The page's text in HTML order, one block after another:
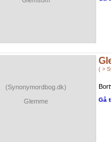
(Synonymordbog.dk)
Glemme
( >
Gå